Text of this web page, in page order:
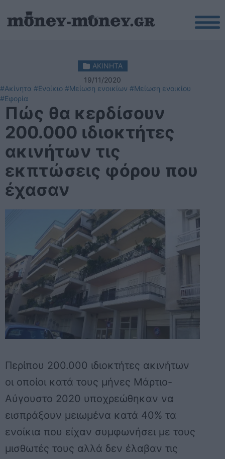
ΑΚΙΝΗΤΑ
19/11/2020
#Ακίνητα #Ενοίκιο #Μείωση ενοικίων #Μείωση ενοικίου
#Εφορία
Πώς θα κερδίσουν
200.000 ιδιοκτήτες
ακινήτων τις
εκπτώσεις φόρου που
έχασαν
Περίπου 200.000 ιδιοκτήτες ακινήτων
οι οποίοι κατά τους μήνες Μάρτιο-
Αύγουστο 2020 υποχρεώθηκαν να
εισπράξουν μειωμένα κατά 40% τα
ενοίκια που είχαν συμφωνήσει με τους
μισθωτές τους αλλά δεν έλαβαν τις